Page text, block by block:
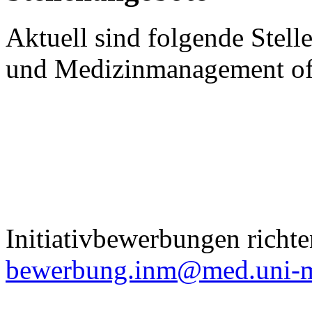
Aktuell sind folgende
und Medizinmanagement
Initiativbewerbungen
bewerbung.inm@med.uni-